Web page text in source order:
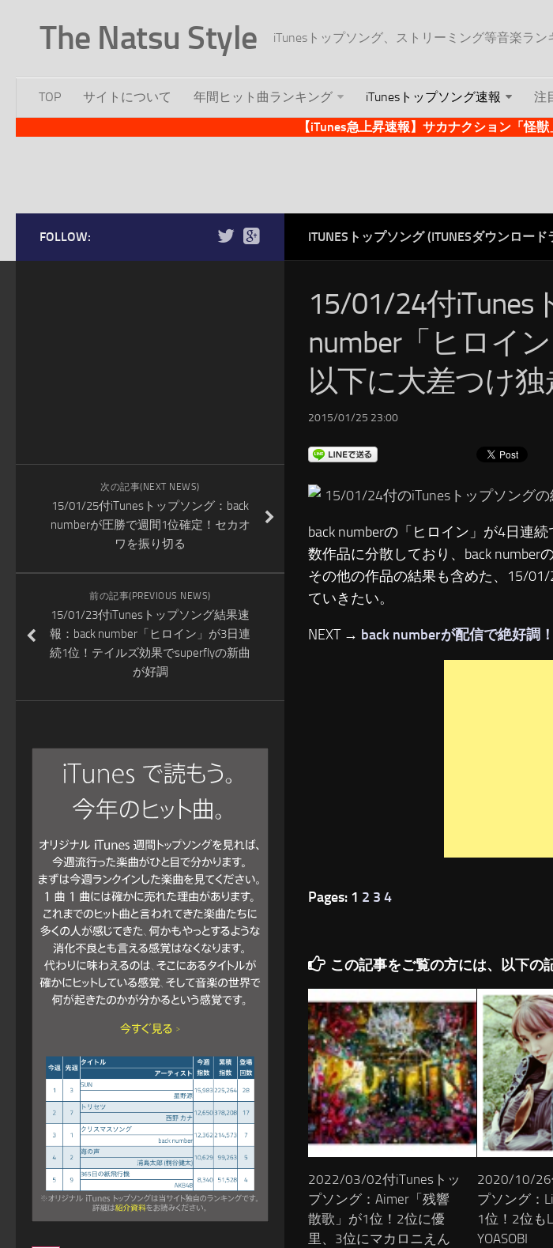
The Natsu Style iTunesトップソング、ストリーミング等音楽ラ
TOP サイトについて 年間ヒット曲ランキング iTunesトップソング速報 注
【iTunes急上昇速報】サカナクション「怪
ITUNESトップソング (ITUNESダウンロー
15/01/24付iTunes
number「ヒロイ
以下に大差つけ独
2015/01/25 23:00
15/01/24付のiTunesトップソングの
back numberの「ヒロイン」が4日連続
数作品に分散しており、back number
その他の作品の結果も含めた、15/
ていきたい。
NEXT → back numberが配信で絶好調 ！
Pages: 1 2 3 4
この記事をご覧の方には、以下の
2022/03/02付iTunesトッ
プソング：Aimer「残響
散歌」が1位！2位に優
里、3位にマカロニえん
2020/10/26
プソング：
1位！2位も
YOASOBI
FOLLOW:
次の記事(NEXT NEWS)
15/01/25付iTunesトップソング：back
numberが圧勝で週間1位確定！セカオ
ワを振り切る
前の記事(PREVIOUS NEWS)
15/01/23付iTunesトップソング結果速
報：back number「ヒロイン」が3日連
続1位！テイルズ効果でsuperflyの新曲
が好調